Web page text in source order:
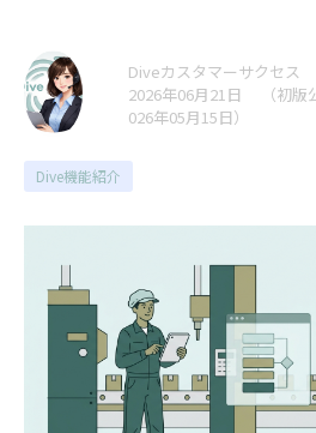
Diveカスタマーサクセス
2026年06月21日 （初版
026年05月15日）
Dive機能紹介